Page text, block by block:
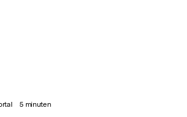
5 minuten